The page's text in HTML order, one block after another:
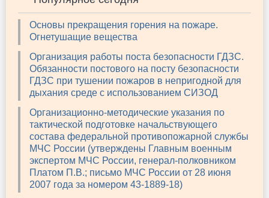
Основы прекращения горения на пожаре.
Огнетушащие вещества
Организация работы поста безопасности ГДЗС.
Обязанности постового на посту безопасности
ГДЗС при тушении пожаров в непригодной для
дыхания среде с использованием СИЗОД
Организационно-методические указания по
тактической подготовке начальствующего
состава федеральной противопожарной службы
МЧС России (утверждены Главным военным
экспертом МЧС России, генерал-полковником
Платом П.В.; письмо МЧС России от 28 июня
2007 года за номером 43-1889-18)